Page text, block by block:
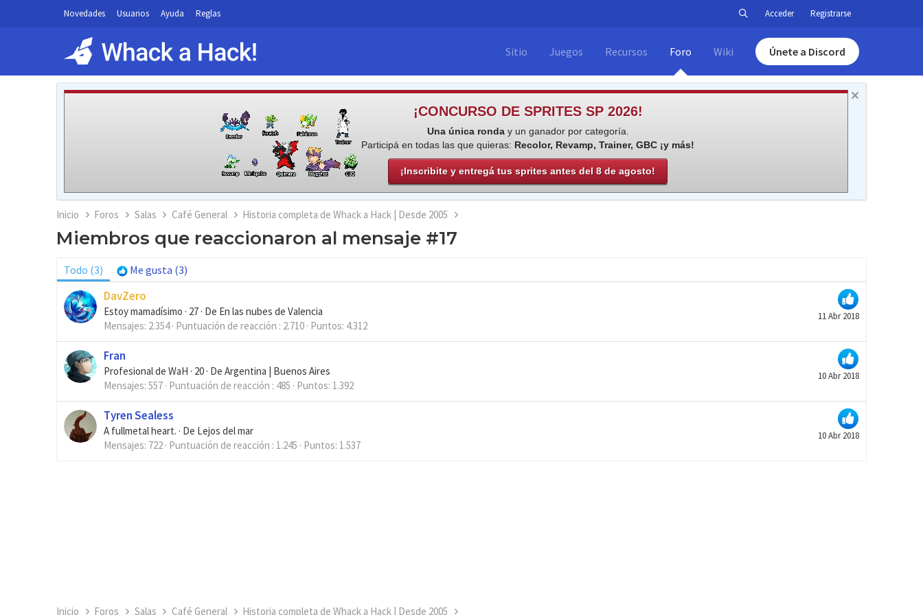
Novedades Usuarios Ayuda Reglas Acceder Registrarse
Sitio Juegos Recursos Foro Wiki Únete a Discord
¡CONCURSO DE SPRITES SP 2026!
Una única ronday un ganador por categoría.
Participá en todas las que quieras: Recolor, Revamp, Trainer, GBC ¡y más!
¡Inscribite y entregá tus sprites antes del 8 de agosto!
Inicio Foros Salas Café General Historia completa de Whack a Hack | Desde 2005
Miembros que reaccionaron al mensaje #17
Todo (3) Me gusta (3)
11 Abr 2018
DavZero
Estoy mamadísimo · 27 · De En las nubes de Valencia
Mensajes 2.354 Puntuación de reacción 2.710 Puntos 4.312
10 Abr 2018
Fran
Profesional de WaH · 20 · De Argentina | Buenos Aires
Mensajes 557 Puntuación de reacción 485 Puntos 1.392
10 Abr 2018
Tyren Sealess
A fullmetal heart. · De Lejos del mar
Mensajes 722 Puntuación de reacción 1.245 Puntos 1.537
Inicio Foros Salas Café General Historia completa de Whack a Hack | Desde 2005